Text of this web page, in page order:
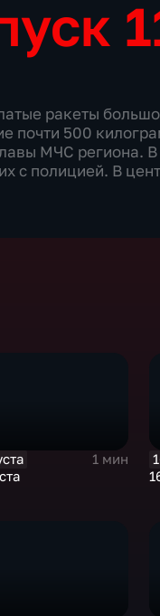
ракеты
почти 500
МЧС региона.
с полицией. В
1 мин